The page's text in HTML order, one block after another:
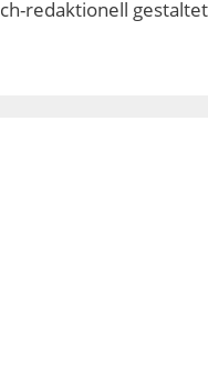
redaktionell